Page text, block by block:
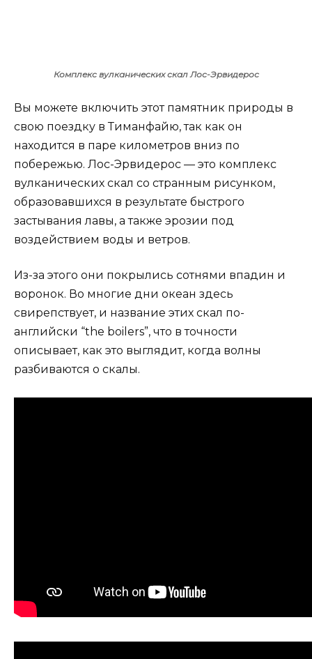
Комплекс вулканических скал Лос-Эрвидерос
Вы можете включить этот памятник природы в
свою поездку в Тиманфайю, так как он
находится в паре километров вниз по
побережью. Лос-Эрвидерос — это комплекс
вулканических скал со странным рисунком,
образовавшихся в результате быстрого
застывания лавы, а также эрозии под
воздействием воды и ветров.
Из-за этого они покрылись сотнями впадин и
воронок. Во многие дни океан здесь
свирепствует, и название этих скал по-
английски “the boilers”, что в точности
описывает, как это выглядит, когда волны
разбиваются о скалы.